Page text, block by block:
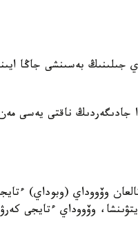
جىلىنىڭ بەسىنشى جاڭا
جادىگەردىڭ ناقتى يەسى
وۆووداي ءتايجى